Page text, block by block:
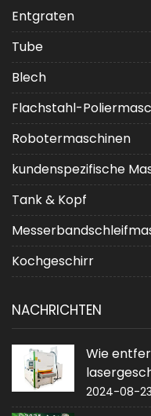
Entgraten
Tube
Blech
Flachstahl-
Robotermaschinen
kundenspezifische
Tank & Kopf
Kochgeschirr
NACHRICHTEN
Wie
2024-08-23